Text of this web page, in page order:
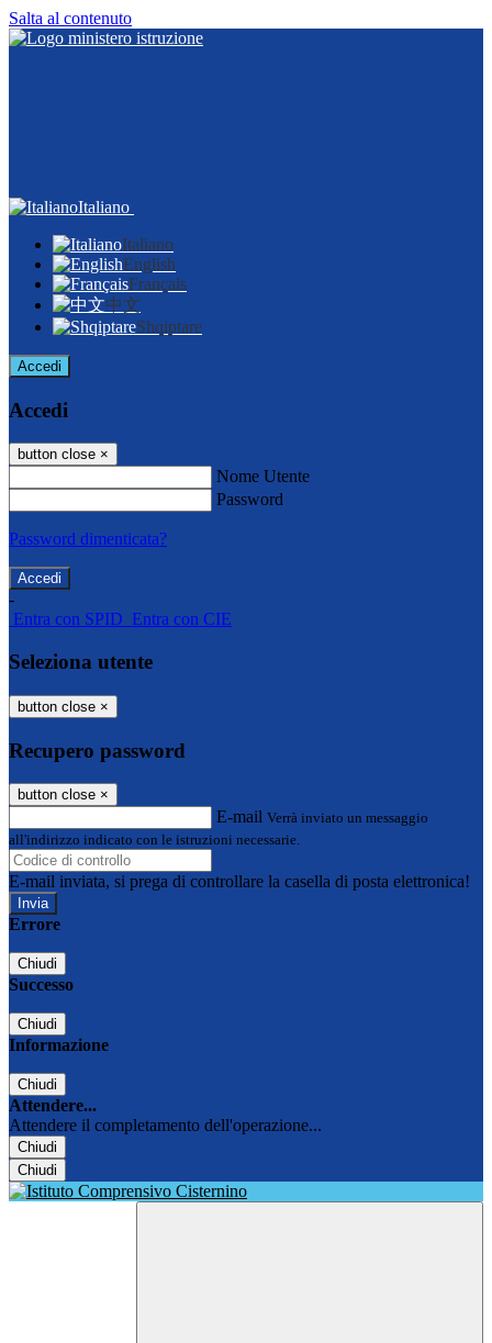
Salta al contenuto
Italiano
Italiano
English
Français
中文
Shqiptare
Accedi
Accedi
button close ×
Nome Utente
Password
Password dimenticata?
-
Entra con SPID Entra con CIE
Seleziona utente
button close ×
Recupero password
button close ×
E-mail Verrà inviato un messaggio
all'indirizzo indicato con le istruzioni necessarie.
E-mail inviata, si prega di controllare la casella di posta elettronica!
Errore
Chiudi
Successo
Chiudi
Informazione
Chiudi
Attendere...
Attendere il completamento dell'operazione...
Chiudi
Chiudi